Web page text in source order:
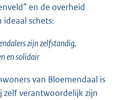
en de overheid
ideaal schets:
zijn zelfstandig,
en solidair
van Bloemendaal is
zelf verantwoordelijk zijn